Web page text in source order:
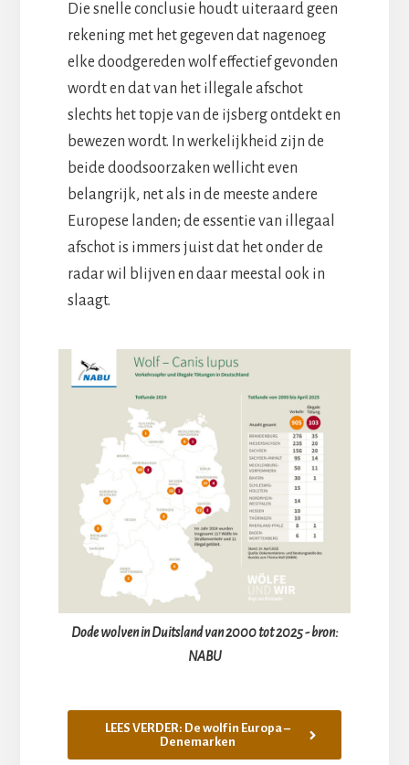
Die snelle conclusie houdt uiteraard geen
rekening met het gegeven dat nagenoeg
elke doodgereden wolf effectief gevonden
wordt en dat van het illegale afschot
slechts het topje van de ijsberg ontdekt en
bewezen wordt. In werkelijkheid zijn de
beide doodsoorzaken wellicht even
belangrijk, net als in de meeste andere
Europese landen; de essentie van illegaal
afschot is immers juist dat het onder de
radar wil blijven en daar meestal ook in
slaagt.
Dode wolven in Duitsland van 2000 tot 2025 - bron:
NABU
LEES VERDER: De wolf in Europa –
Denemarken